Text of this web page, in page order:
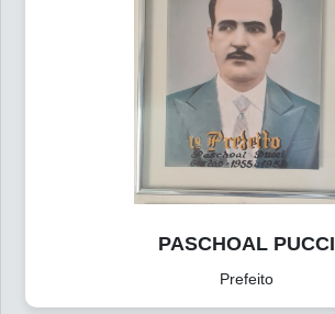
PASCHOAL PUCCI
Prefeito